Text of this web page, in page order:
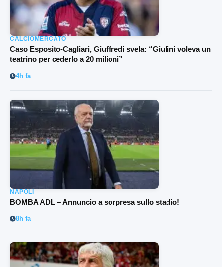
CALCIOMERCATO
Caso Esposito-Cagliari, Giuffredi svela: “Giulini voleva un
teatrino per cederlo a 20 milioni”
4h fa
NAPOLI
BOMBA ADL – Annuncio a sorpresa sullo stadio!
8h fa